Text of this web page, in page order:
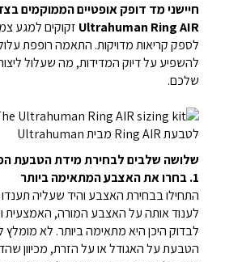
חיישני מד דופק אופטיים הממוקמים
Ultrahuman Ring AIR זקוקים למגע
לספק קריאות מדויקות. התאמה רופפת
להשפיע על דיוק המדידות, מה שעלול
שלכם.
שלושה שלבים לבחירת מידת הטבעת
1. בחרו את האצבע המתאימה ביותר
התחילו בבחירת האצבע והיד שעליה
לענוד אותה על האצבע המורה, האמצעית
לבדוק היכן היא מתאימה ביותר. לא מומלץ
הטבעת על האגודל או על הזרת, מכיוון